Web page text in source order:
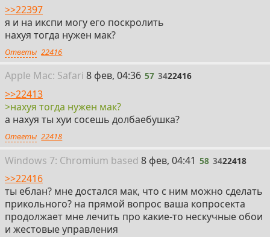
>>22397
я и на икспи могу его поскролить
нахуя тогда нужен мак?
Ответы 22416
Apple Mac: Safari 57
8 фев, 04:36 57 3422416
>>22413
>нахуя тогда нужен мак?
а нахуя ты хуи сосешь долбаебушка?
Ответы 22418
Windows 7: Chromium based 58
8 фев, 04:41 58 3422418
>>22416
ты еблан? мне достался мак, что с ним можно сделать
прикольного? на прямой вопрос ваша копросекта
продолжает мне лечить про какие-то нескучные обои
и жестовые управления